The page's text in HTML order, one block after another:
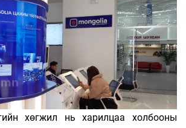
хөгжил нь харилцаа холбооны